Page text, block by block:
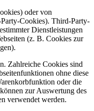
oder von
Cookies). Third-Party-
Dienstleistungen
(z. B. Cookies zur
Zahlreiche Cookies sind
ohne diese
oder die
zur Auswertung des
verwendet werden.